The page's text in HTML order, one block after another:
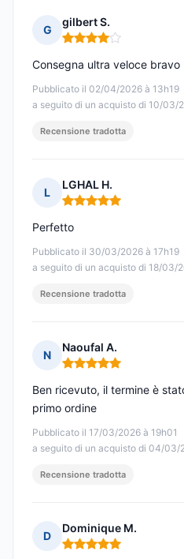
G
gilbert S.
Nota: 4 su 5
Pubblicato il 02/04/2026 à 13h19
a seguito di un acquisto di 10/03/
Consegna ultra veloce bravo
Recensione tradotta
L
LGHAL H.
Nota: 5 su 5
Pubblicato il 30/03/2026 à 17h19
a seguito di un acquisto di 18/03/
Perfetto
Recensione tradotta
N
Naoufal A.
Nota: 5 su 5
Pubblicato il 17/03/2026 à 19h01
a seguito di un acquisto di 04/03/
Ben ricevuto, il termine è
primo ordine
Recensione tradotta
D
Dominique M.
Nota: 5 su 5